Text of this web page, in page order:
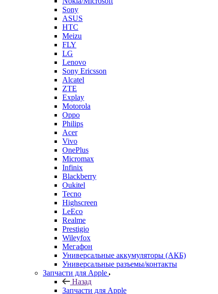
FLY
LG
Lenovo
Sony Ericsson
Alcatel
ZTE
Explay
Motorola
Oppo
Philips
Acer
Vivo
OnePlus
Micromax
Infinix
Blackberry
Oukitel
Tecno
Highscreen
LeEco
Realme
Prestigio
Wileyfox
Мегафон
Универсальные аккумуляторы (АКБ)
Универсальные разъемы/контакты
Запчасти для Apple
Назад
Запчасти для Apple
iPad
iPhone
MacBook
iPod
iMac